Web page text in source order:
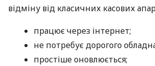
відміну від класичних касових
працює через інтернет;
не потребує дорогого
простіше оновлюється;